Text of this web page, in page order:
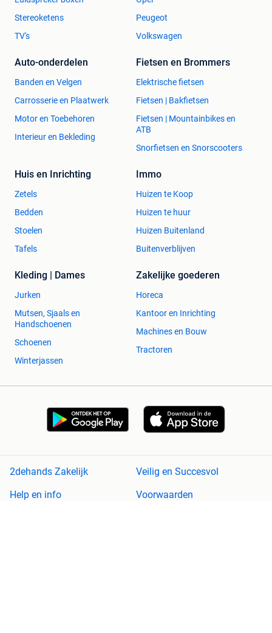
Stereoketens
TV's
Peugeot
Volkswagen
Auto-onderdelen
Banden en Velgen
Carrosserie en Plaatwerk
Motor en Toebehoren
Interieur en Bekleding
Fietsen en Brommers
Elektrische fietsen
Fietsen | Bakfietsen
Fietsen | Mountainbikes en
ATB
Snorfietsen en Snorscooters
Huis en Inrichting
Zetels
Bedden
Stoelen
Tafels
Immo
Huizen te Koop
Huizen te huur
Huizen Buitenland
Buitenverblijven
Kleding | Dames
Jurken
Mutsen, Sjaals en
Handschoenen
Schoenen
Winterjassen
Zakelijke goederen
Horeca
Kantoor en Inrichting
Machines en Bouw
Tractoren
2dehands Zakelijk
Veilig en Succesvol
Help en info
Voorwaarden